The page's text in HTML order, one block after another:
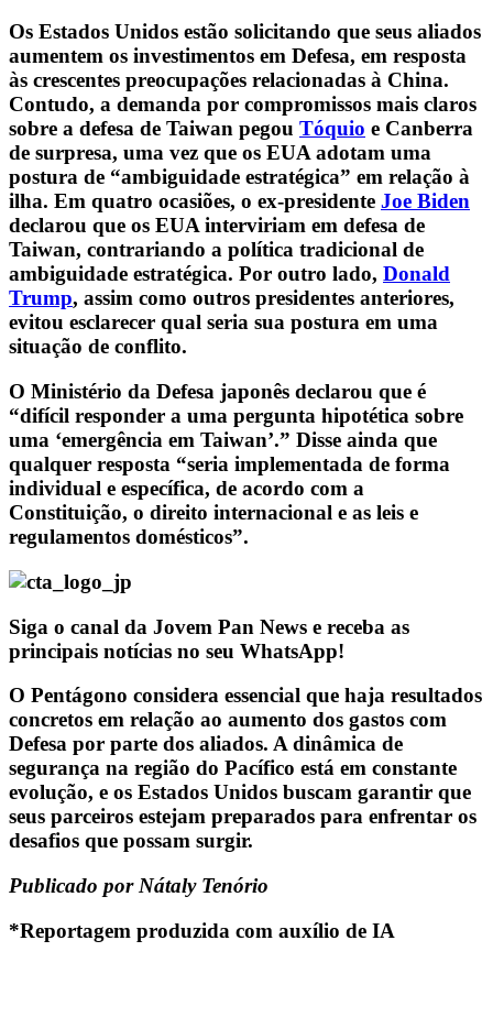
Os Estados Unidos estão solicitando que seus aliados
aumentem os investimentos em Defesa, em resposta
às crescentes preocupações relacionadas à China.
Contudo, a demanda por compromissos mais claros
sobre a defesa de Taiwan pegou Tóquio e Canberra
de surpresa, uma vez que os EUA adotam uma
postura de “ambiguidade estratégica” em relação à
ilha. Em quatro ocasiões, o ex-presidente Joe Biden
declarou que os EUA interviriam em defesa de
Taiwan, contrariando a política tradicional de
ambiguidade estratégica. Por outro lado, Donald
Trump, assim como outros presidentes anteriores,
evitou esclarecer qual seria sua postura em uma
situação de conflito.
O Ministério da Defesa japonês declarou que é
“difícil responder a uma pergunta hipotética sobre
uma ‘emergência em Taiwan’.” Disse ainda que
qualquer resposta “seria implementada de forma
individual e específica, de acordo com a
Constituição, o direito internacional e as leis e
regulamentos domésticos”.
Siga o canal da Jovem Pan News e receba as
principais notícias no seu WhatsApp!
O Pentágono considera essencial que haja resultados
concretos em relação ao aumento dos gastos com
Defesa por parte dos aliados. A dinâmica de
segurança na região do Pacífico está em constante
evolução, e os Estados Unidos buscam garantir que
seus parceiros estejam preparados para enfrentar os
desafios que possam surgir.
Publicado por Nátaly Tenório
*Reportagem produzida com auxílio de IA